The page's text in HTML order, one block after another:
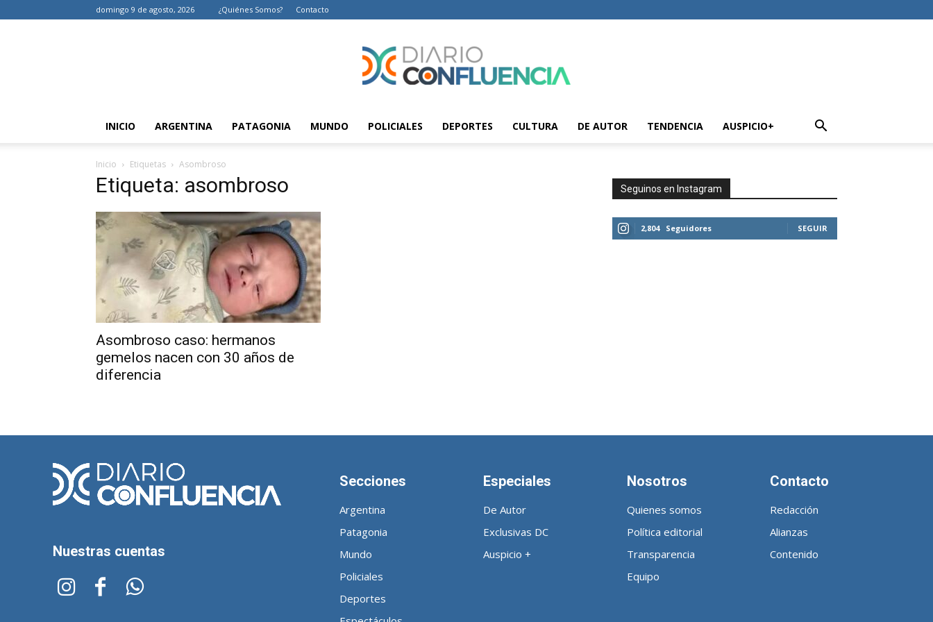
domingo 9 de agosto, 2026 ¿Quiénes Somos? Contacto
Diario
INICIO ARGENTINA PATAGONIA MUNDO POLICIALES DEPORTES CULTURA DE AUTOR TENDENCIA AUSPICIO+
Inicio Etiquetas Asombroso
Etiqueta: asombroso
Asombroso caso: hermanos
gemelos nacen con 30 años de
diferencia
Seguinos en Instagram
2,804 Seguidores SEGUIR
Nuestras cuentas
Secciones
Argentina
Patagonia
Mundo
Policiales
Deportes
Especiales
De Autor
Exclusivas DC
Auspicio +
Nosotros
Quienes somos
Política editorial
Transparencia
Equipo
Contacto
Redacción
Alianzas
Contenido